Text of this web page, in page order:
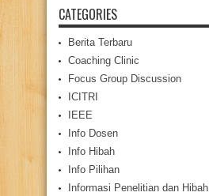
CATEGORIES
Berita Terbaru
Coaching Clinic
Focus Group Discussion
ICITRI
IEEE
Info Dosen
Info Hibah
Info Pilihan
Informasi Penelitian dan Hibah